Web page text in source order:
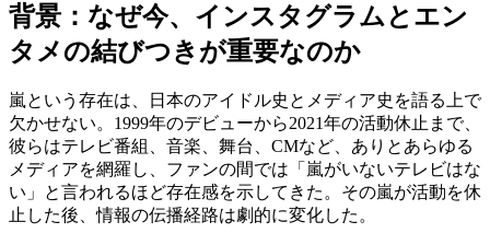
背景：なぜ今、インスタグラムとエン
タメの結びつきが重要なのか
嵐という存在は、日本のアイドル史とメディア史を語る上で
欠かせない。1999年のデビューから2021年の活動休止まで、
彼らはテレビ番組、音楽、舞台、CMなど、ありとあらゆる
メディアを網羅し、ファンの間では「嵐がいないテレビはな
い」と言われるほど存在感を示してきた。その嵐が活動を休
止した後、情報の伝播経路は劇的に変化した。